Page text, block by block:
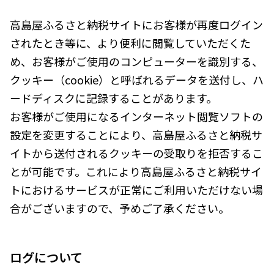
高島屋ふるさと納税サイトにお客様が再度ログイン
されたとき等に、より便利に閲覧していただくた
め、お客様がご使用のコンピューターを識別する、
クッキー（cookie）と呼ばれるデータを送付し、ハ
ードディスクに記録することがあります。
お客様がご使用になるインターネット閲覧ソフトの
設定を変更することにより、高島屋ふるさと納税サ
イトから送付されるクッキーの受取りを拒否するこ
とが可能です。これにより高島屋ふるさと納税サイ
トにおけるサービスが正常にご利用いただけない場
合がございますので、予めご了承ください。
ログについて